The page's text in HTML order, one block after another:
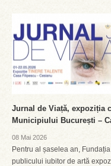
Jurnal de Viață, expoziția
Municipiului București –
08 Mai 2026
Pentru al șaselea an,
publicului iubitor de artă